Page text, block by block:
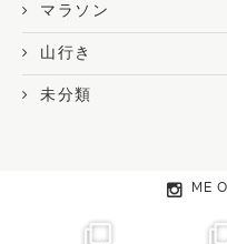
マラソン
山行き
未分類
ME